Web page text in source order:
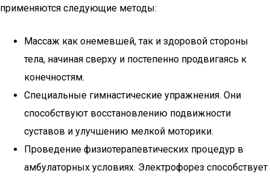
применяются следующие методы:
Массаж как онемевшей, так и здоровой стороны
тела, начиная сверху и постепенно продвигаясь к
конечностям.
Специальные гимнастические упражнения. Они
способствуют восстановлению подвижности
суставов и улучшению мелкой моторики.
Проведение физиотерапевтических процедур в
амбулаторных условиях. Электрофорез способствует